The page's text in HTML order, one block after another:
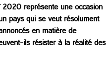
2020 représente une occasion
pays qui se veut résolument
en matière de
ils résister à la réalité des